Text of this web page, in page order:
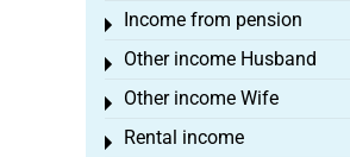
Income from pension
Toggle menu
Other income Husband
Toggle menu
Other income Wife
Toggle menu
Rental income
Toggle menu